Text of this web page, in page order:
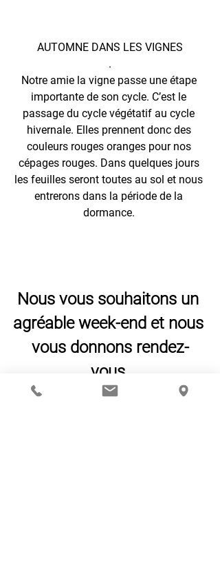
AUTOMNE DANS LES VIGNES
.
Notre amie la vigne passe une étape
importante de son cycle. C’est le
passage du cycle végétatif au cycle
hivernale. Elles prennent donc des
couleurs rouges oranges pour nos
cépages rouges. Dans quelques jours
les feuilles seront toutes au sol et nous
entrerons dans la période de la
dormance.
Nous vous souhaitons un
agréable week-end et nous
vous donnons rendez-
vous
la semaine prochaine.